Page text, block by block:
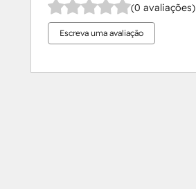
(0 avaliações)
Escreva uma avaliação